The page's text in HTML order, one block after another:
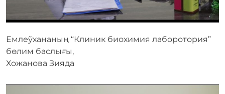
Емлеўхананың “Клиник биохимия лаборотория”
бөлим баслығы,
Хожанова Зияда